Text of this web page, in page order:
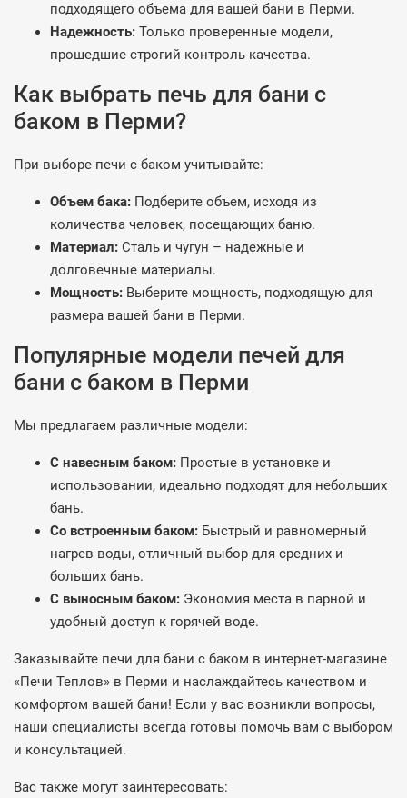
подходящего объема для вашей бани в Перми.
Надежность: Только проверенные модели,
прошедшие строгий контроль качества.
Как выбрать печь для бани с
баком в Перми?
При выборе печи с баком учитывайте:
Объем бака: Подберите объем, исходя из
количества человек, посещающих баню.
Материал: Сталь и чугун – надежные и
долговечные материалы.
Мощность: Выберите мощность, подходящую для
размера вашей бани в Перми.
Популярные модели печей для
бани с баком в Перми
Мы предлагаем различные модели:
С навесным баком: Простые в установке и
использовании, идеально подходят для небольших
бань.
Со встроенным баком: Быстрый и равномерный
нагрев воды, отличный выбор для средних и
больших бань.
С выносным баком: Экономия места в парной и
удобный доступ к горячей воде.
Заказывайте печи для бани с баком в интернет-магазине
«Печи Теплов» в Перми и наслаждайтесь качеством и
комфортом вашей бани! Если у вас возникли вопросы,
наши специалисты всегда готовы помочь вам с выбором
и консультацией.
Вас также могут заинтересовать: